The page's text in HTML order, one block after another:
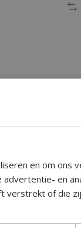
en om ons
en
verstrekt of die